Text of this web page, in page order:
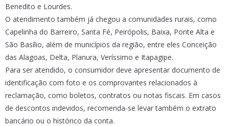
Benedito e Lourdes.
O atendimento também já chegou a comunidades rurais, como
Capelinha do Barreiro, Santa Fé, Peirópolis, Baixa, Ponte Alta e
São Basílio, além de municípios da região, entre eles Conceição
das Alagoas, Delta, Planura, Veríssimo e Itapagipe.
Para ser atendido, o consumidor deve apresentar documento de
identificação com foto e os comprovantes relacionados à
reclamação, como boletos, contratos ou notas fiscais. Em casos
de descontos indevidos, recomenda-se levar também o extrato
bancário ou o histórico da conta.